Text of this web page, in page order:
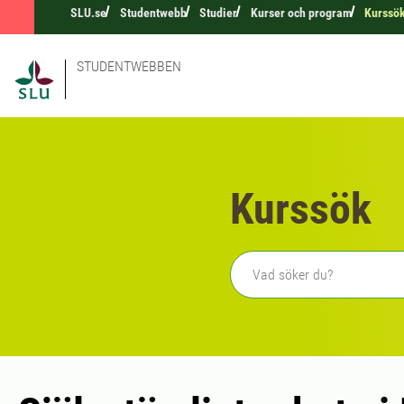
SLU.se Studentwebb Studier Kurser och program
STUDENTWEBBEN
Kurssök
Fritext sökning